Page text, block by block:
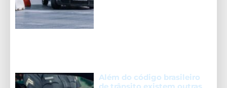
Além do código brasileiro